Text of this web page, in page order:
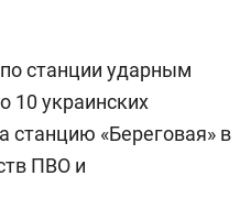
станции ударным
10 украинских
станцию «Береговая» в
ПВО и